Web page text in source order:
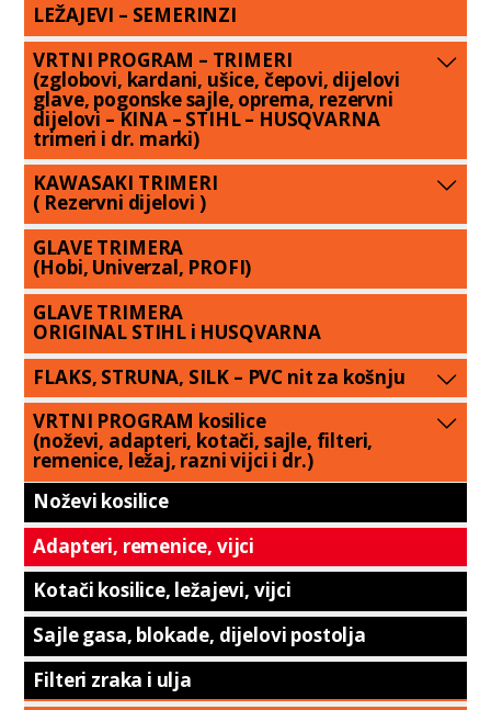
LEŽAJEVI – SEMERINZI
VRTNI PROGRAM – TRIMERI
(zglobovi, kardani, ušice, čepovi, dijelovi
glave, pogonske sajle, oprema, rezervni
dijelovi – KINA – STIHL – HUSQVARNA
trimeri i dr. marki)
KAWASAKI TRIMERI
( Rezervni dijelovi )
GLAVE TRIMERA
(Hobi, Univerzal, PROFI)
GLAVE TRIMERA
ORIGINAL STIHL i HUSQVARNA
FLAKS, STRUNA, SILK – PVC nit za košnju
VRTNI PROGRAM kosilice
(noževi, adapteri, kotači, sajle, filteri,
remenice, ležaj, razni vijci i dr.)
Noževi kosilice
Adapteri, remenice, vijci
Kotači kosilice, ležajevi, vijci
Sajle gasa, blokade, dijelovi postolja
Filteri zraka i ulja